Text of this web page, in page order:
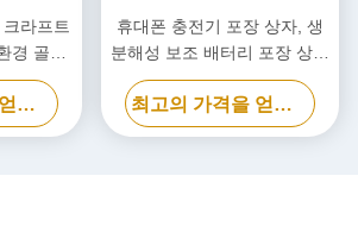
라프트
경 골판
최고의 가격을 얻으십시오
휴대폰 충전기 포장 상자, 생
분해성 보조 배터리 포장 상자
맞춤형
최고의 가격을 얻으십시오